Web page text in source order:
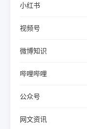
小红书
视频号
微博知识
哔哩哔哩
公众号
网文资讯